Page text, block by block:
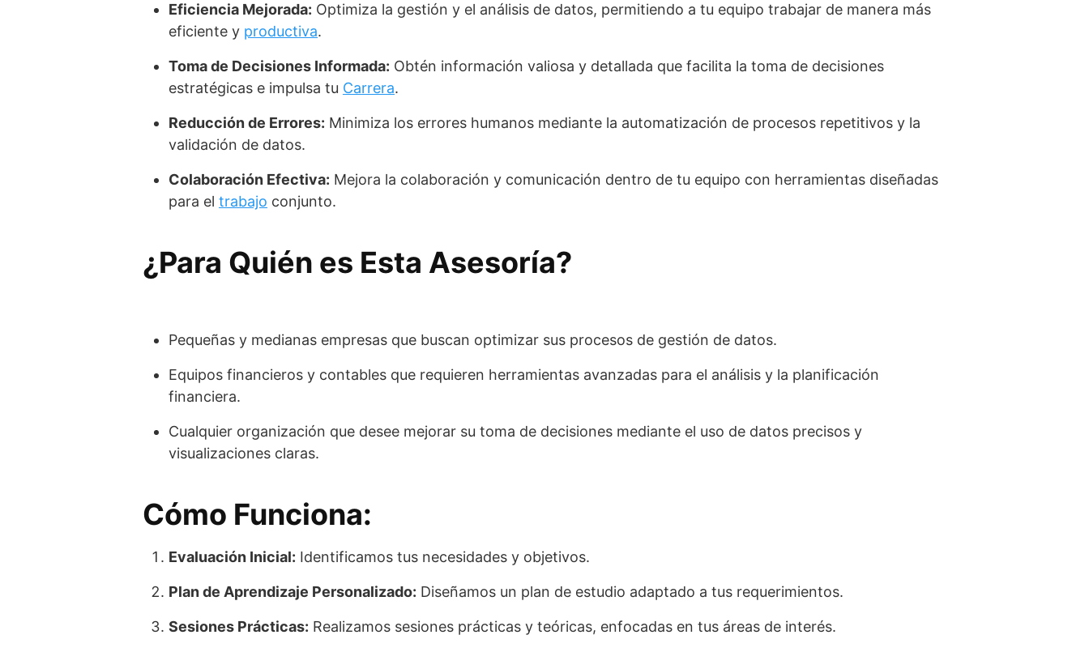
Eficiencia Mejorada: Optimiza la gestión y el análisis de datos, permitiendo a tu equipo trabajar de manera más
eficiente y productiva.
Toma de Decisiones Informada: Obtén información valiosa y detallada que facilita la toma de decisiones
estratégicas e impulsa tu Carrera.
Reducción de Errores: Minimiza los errores humanos mediante la automatización de procesos repetitivos y la
validación de datos.
Colaboración Efectiva: Mejora la colaboración y comunicación dentro de tu equipo con herramientas diseñadas
para el trabajo conjunto.
¿Para Quién es Esta Asesoría?
Pequeñas y medianas empresas que buscan optimizar sus procesos de gestión de datos.
Equipos financieros y contables que requieren herramientas avanzadas para el análisis y la planificación
financiera.
Cualquier organización que desee mejorar su toma de decisiones mediante el uso de datos precisos y
visualizaciones claras.
Cómo Funciona:
Evaluación Inicial: Identificamos tus necesidades y objetivos.
Plan de Aprendizaje Personalizado: Diseñamos un plan de estudio adaptado a tus requerimientos.
Sesiones Prácticas: Realizamos sesiones prácticas y teóricas, enfocadas en tus áreas de interés.